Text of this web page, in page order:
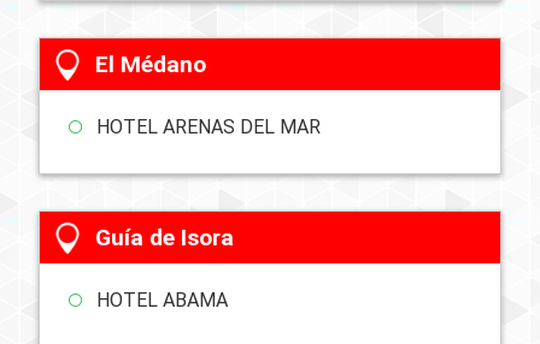
El Médano
HOTEL ARENAS DEL MAR
Guía de Isora
HOTEL ABAMA